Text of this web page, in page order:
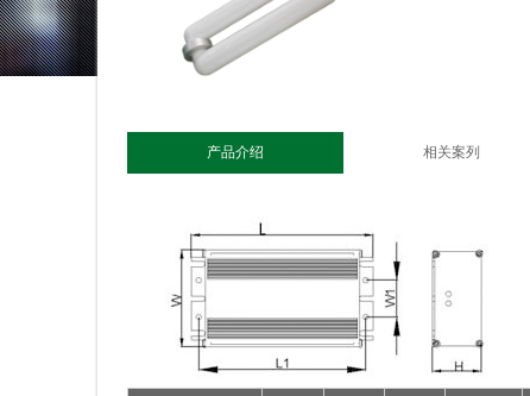
产品介绍 相关案列